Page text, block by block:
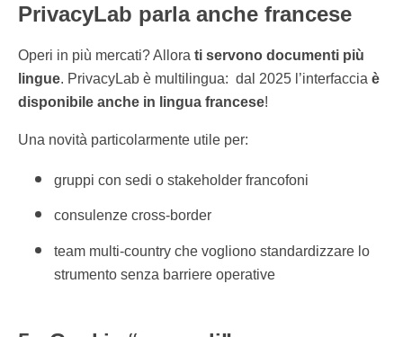
PrivacyLab parla anche francese
Operi in più mercati? Allora ti servono documenti più
lingue. PrivacyLab è multilingua: dal 2025 l’interfaccia è
disponibile anche in lingua francese!
Una novità particolarmente utile per:
gruppi con sedi o stakeholder francofoni
consulenze cross-border
team multi-country che vogliono standardizzare lo
strumento senza barriere operative